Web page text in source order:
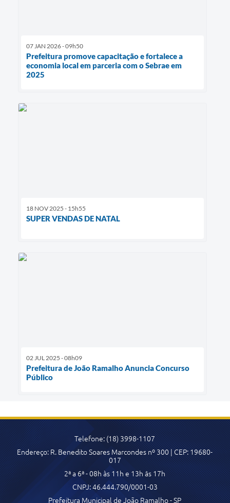
07 JAN 2026 - 09h50
Prefeitura promove capacitação e fortalece a
economia local em parceria com o Sebrae em
2025
18 NOV 2025 - 15h55
SUPER VENDAS DE NATAL
02 JUL 2025 - 08h09
Prefeitura de João Ramalho Anuncia Concurso
Público
Telefone: (18) 3998-1107
Endereço: R. Benedito Soares Marcondes nº 300 | CEP: 19680-
017
2ª a 6ª - 08h às 11h e 13h âs 17h
CNPJ: 46.444.790/0001-03
Prefeitura Municipal de João Ramalho - SP